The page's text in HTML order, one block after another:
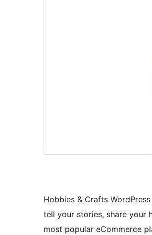
Hobbies & Crafts
tell your stories, share your
most popular eCommerce